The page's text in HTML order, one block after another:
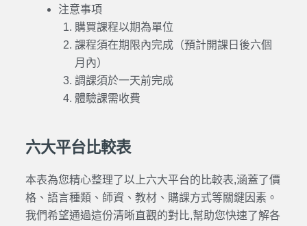
注意事項
購買課程以期為單位
課程須在期限內完成（預計開課日後六個
月內）
調課須於一天前完成
體驗課需收費
六大平台比較表
本表為您精心整理了以上六大平台的比較表,涵蓋了價
格、語言種類、師資、教材、購課方式等關鍵因素。
我們希望通過這份清晰直觀的對比,幫助您快速了解各